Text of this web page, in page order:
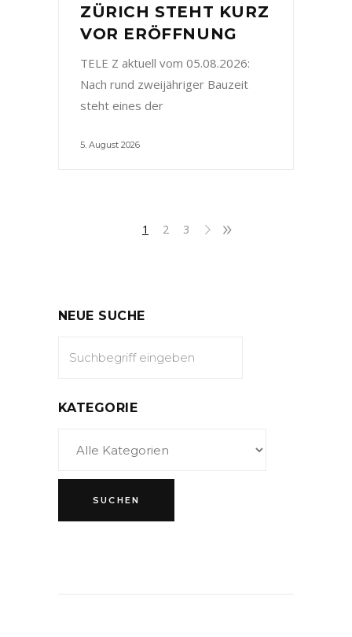
ZÜRICH STEHT KURZ
VOR ERÖFFNUNG
TELE Z aktuell vom 05.08.2026:
Nach rund zweijähriger Bauzeit
steht eines der
5. August 2026
1 2 3
NEUE SUCHE
KATEGORIE